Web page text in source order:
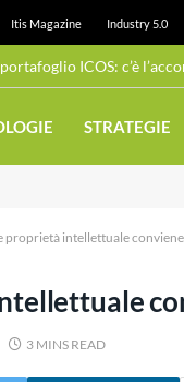
Itis Magazine Industry 5.0
ICOS: c’è
STRATEGIE
proprietà intellettuale
3 MINS READ